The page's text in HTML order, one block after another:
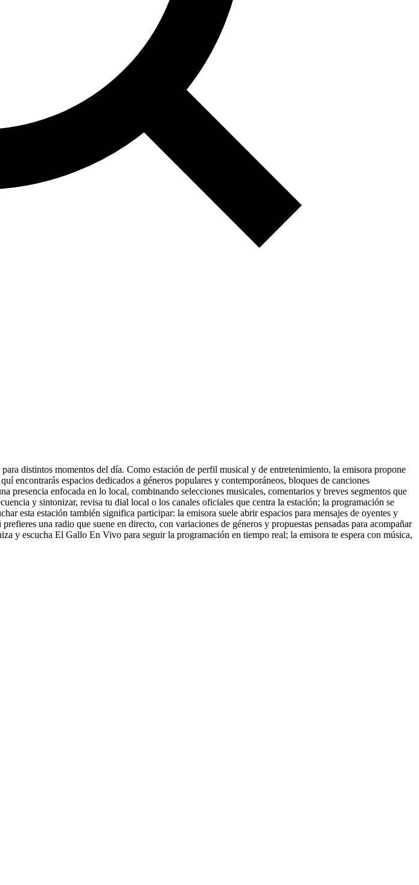
distintos momentos del día. Como estación de perfil musical y de entretenimiento, la emisora propone
encontrarás espacios dedicados a géneros populares y contemporáneos, bloques de canciones
enfocada en lo local, combinando selecciones musicales, comentarios y breves segmentos que
y sintonizar, revisa tu dial local o los canales oficiales que centra la estación; la programación se
esta estación también significa participar: la emisora suele abrir espacios para mensajes de oyentes y
una radio que suene en directo, con variaciones de géneros y propuestas pensadas para acompañar
y escucha El Gallo En Vivo para seguir la programación en tiempo real; la emisora te espera con música,